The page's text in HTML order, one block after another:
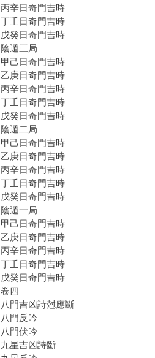
丙辛日奇門吉時
丁壬日奇門吉時
戊癸日奇門吉時
陰遁三局
甲己日奇門吉時
乙庚日奇門吉時
丙辛日奇門吉時
丁壬日奇門吉時
戊癸日奇門吉時
陰遁二局
甲己日奇門吉時
乙庚日奇門吉時
丙辛日奇門吉時
丁壬日奇門吉時
戊癸日奇門吉時
陰遁一局
甲己日奇門吉時
乙庚日奇門吉時
丙辛日奇門吉時
丁壬日奇門吉時
戊癸日奇門吉時
卷四
八門吉凶詩尅應斷
八門反吟
八門伏吟
九星吉凶詩斷